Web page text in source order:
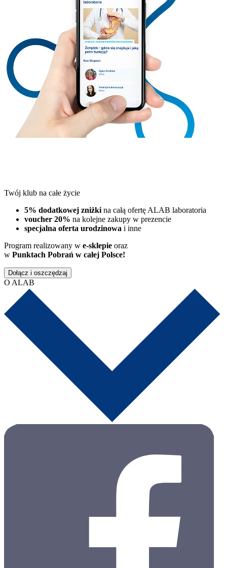
Twój klub na całe życie
5% dodatkowej zniżki na całą ofertę ALAB laboratoria
voucher 20% na kolejne zakupy w prezencie
specjalna oferta urodzinowa i inne
Program realizowany w e-sklepie oraz
w Punktach Pobrań w całej Polsce!
Dołącz i oszczędzaj
O ALAB